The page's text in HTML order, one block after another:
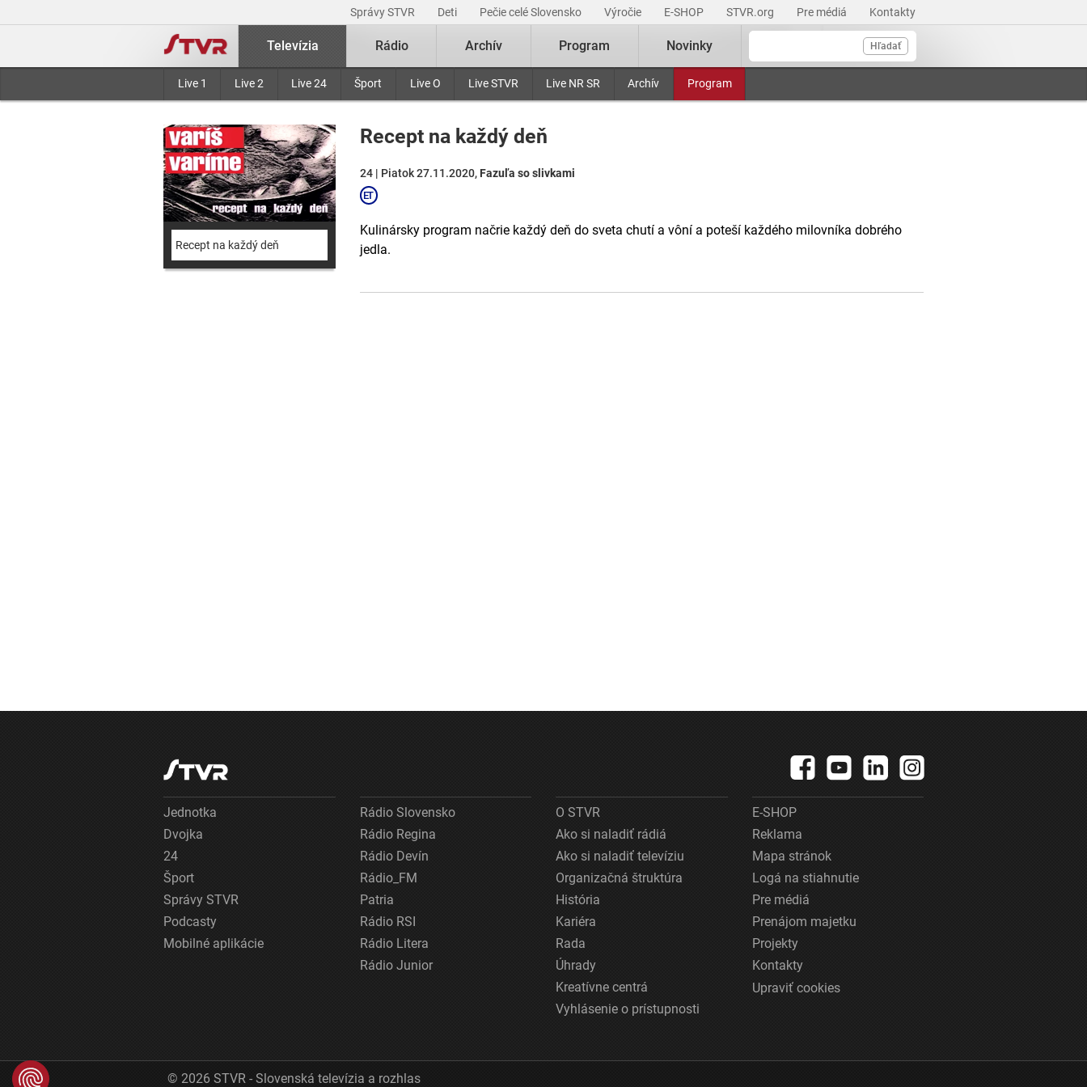
Správy STVR Deti Pečie celé Slovensko Výročie E-SHOP STVR.org Pre médiá Kontakty
Hľadať
Televízia
Live 1 Live 2 Live 24 Šport Live O Live STVR Live NR SR Archív Program
Rádio Archív Program Novinky
Recept na každý deň
Recept na každý deň
24 | Piatok 27.11.2020, Fazuľa so slivkami
Kulinársky program načrie každý deň do sveta chutí a vôní a poteší každého milovníka dobrého
jedla.
Jednotka
Dvojka
24
Šport
Správy STVR
Podcasty
Mobilné aplikácie
Rádio Slovensko
Rádio Regina
Rádio Devín
Rádio_FM
Patria
Rádio RSI
Rádio Litera
Rádio Junior
O STVR
Ako si naladiť rádiá
Ako si naladiť televíziu
Organizačná štruktúra
História
Kariéra
Rada
Úhrady
Kreatívne centrá
Vyhlásenie o prístupnosti
E-SHOP
Reklama
Mapa stránok
Logá na stiahnutie
Pre médiá
Prenájom majetku
Projekty
Kontakty
Upraviť cookies
© 2026 STVR - Slovenská televízia a rozhlas